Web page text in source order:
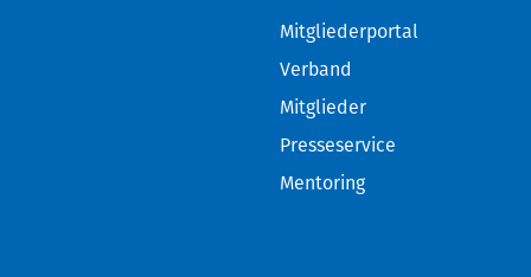
Mitgliederportal
Verband
Mitglieder
Presseservice
Mentoring